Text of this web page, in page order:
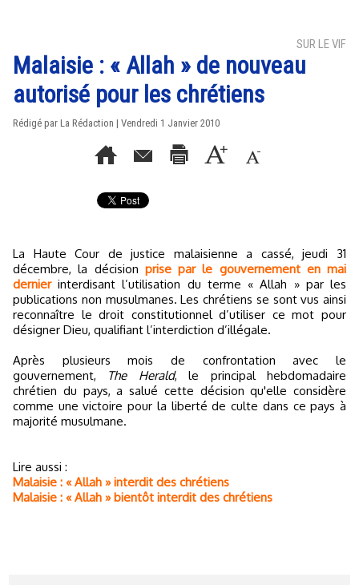
SUR LE VIF
Malaisie : « Allah » de nouveau
autorisé pour les chrétiens
Rédigé par La Rédaction | Vendredi 1 Janvier 2010
La Haute Cour de justice malaisienne a cassé, jeudi 31
décembre, la décision prise par le gouvernement en mai
dernierinterdisant l’utilisation du terme « Allah » par les
publications non musulmanes. Les chrétiens se sont vus ainsi
reconnaître le droit constitutionnel d’utiliser ce mot pour
désigner Dieu, qualifiant l’interdiction d’illégale.
Après plusieurs mois de confrontation avec le
gouvernement, The Herald, le principal hebdomadaire
chrétien du pays, a salué cette décision qu'elle considère
comme une victoire pour la liberté de culte dans ce pays à
majorité musulmane.
Lire aussi :
Malaisie : « Allah » interdit des chrétiens
Malaisie : « Allah » bientôt interdit des chrétiens